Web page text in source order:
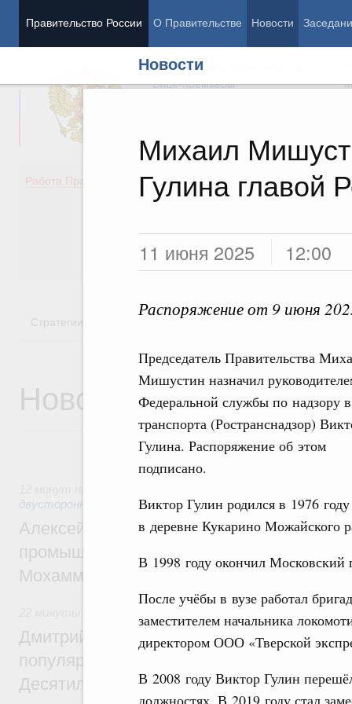
Правительство России О Правительстве Новости
Новости
Михаил
Гулина главой
11 июня 2025 12:00
Распоряжение от 9 июня
Председатель Правительства
Мишустин назначил
Федеральной службы по надзору
транспорта (Ространснадзор)
Гулина. Распоряжение об этом
подписано.
Виктор Гулин родился в 1976 году
в деревне Кукарино Можайского
В 1998 году окончил Московский
После учёбы в вузе работал
заместителем начальника
директором ООО «Тверской
В 2008 году Виктор Гулин
должностях. В 2019 году стал
Председатель Правительства
Вице-премьеры
Работа Правительства
Демография
Здоровье
Общество
Государство
Стратегии Государственные программы
Новости
двусторонней основе
Алексей Оверчук провёл рабочую
промышленности, недропользования и
Мохаммадом Атабаком
Дмитрий Чернышенко: Порядка 110
популярного туризма в 35 регионах
Десятилетия науки и технологий